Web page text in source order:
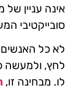
אינה עניין
סובייקטיבי
לא כל האנשים
לחץ, ולמעשה
לו. מבחינה זו,